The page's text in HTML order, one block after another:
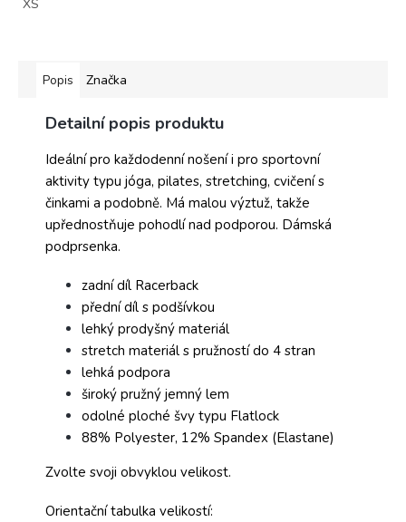
XS
Popis Značka
Detailní popis produktu
Ideální pro každodenní nošení i pro sportovní
aktivity typu jóga, pilates, stretching, cvičení s
činkami a podobně. Má malou výztuž, takže
upřednostňuje pohodlí nad podporou. Dámská
podprsenka.
zadní díl Racerback
přední díl s podšívkou
lehký prodyšný materiál
stretch materiál s pružností do 4 stran
lehká podpora
široký pružný jemný lem
odolné ploché švy typu Flatlock
88% Polyester, 12% Spandex (Elastane)
Zvolte svoji obvyklou velikost.
Orientační tabulka velikostí: